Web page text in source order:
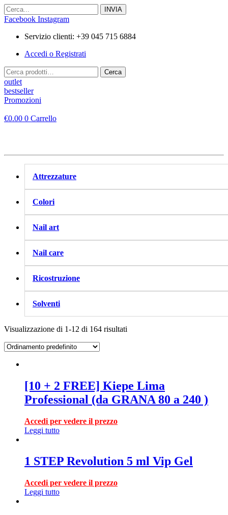
Vai
al
Facebook Instagram
Servizio clienti: +39 045 715 6884
Accedi o Registrati
Cerca:
Cerca
outlet
bestseller
Promozioni
€0.00 0 Carrello
Attrezzature
Colori
Nail art
Nail care
Ricostruzione
Solventi
Visualizzazione di 1-12 di 164 risultati
[10 + 2 FREE] Kiepe Lima
Professional (da GRANA 80 a 240 )
Accedi per vedere il prezzo
Leggi tutto
1 STEP Revolution 5 ml Vip Gel
Accedi per vedere il prezzo
Leggi tutto